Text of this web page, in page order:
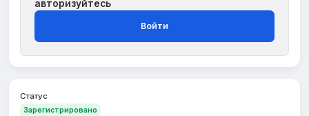
авторизуйтесь
Войти
Статус
Зарегистрировано